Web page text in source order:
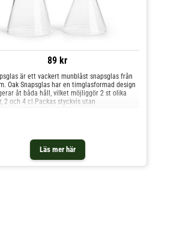
89 kr
Läs mer här
är ett vackert munblåst snapsglas från
Oak Snapsglas har en timglasformad design
åt båda håll, vilket möjliggör 2 st olika
2 och 4 cl.Packas styckvis utan